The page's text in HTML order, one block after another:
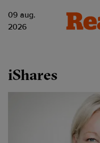
09 aug.
2026
iShares